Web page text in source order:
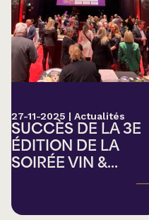
27-11-2025 | Actualités
SUCCÈS DE LA 3E
ÉDITION DE LA
SOIRÉE VIN &...